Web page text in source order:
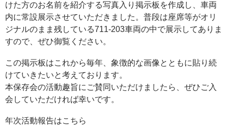
けた方のお名前を紹介する写真入り掲示板を作成し、車両
内に常設展示させていただきました。普段は座席等がオリ
ジナルのまま残している711-203車両の中で展示してありま
すので、ぜひ御覧ください。
この掲示板はこれから毎年、象徴的な画像とともに貼り続
けていきたいと考えております。
本保存会の活動趣旨にご賛同いただけましたら、ぜひご入
会していただければ幸いです。
年次活動報告はこちら